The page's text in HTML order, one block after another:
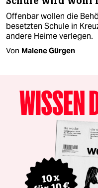
Offenbar wollen die
besetzten Schule in
andere Heime verlegen.
Von Malene Gürgen